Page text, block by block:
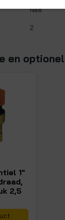
Nee
2
en
1"
2,5